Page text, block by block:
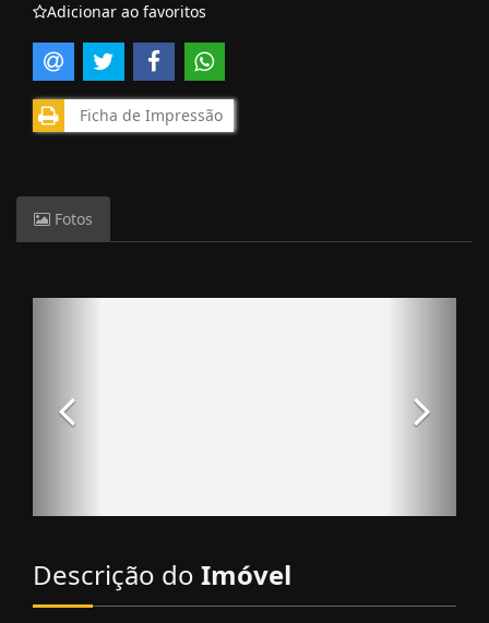
Adicionar ao favoritos
Ficha de Impressão
Fotos
Descrição do Imóvel